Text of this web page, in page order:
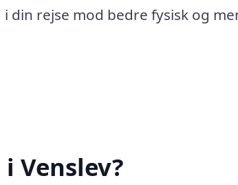
rejse mod bedre fysisk og
Venslev?